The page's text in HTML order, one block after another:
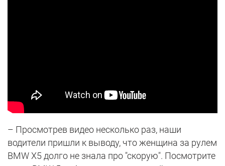
– Просмотрев видео несколько раз, наши
водители пришли к выводу, что женщина за рулем
BMW X5 долго не знала про "скорую". Посмотрите